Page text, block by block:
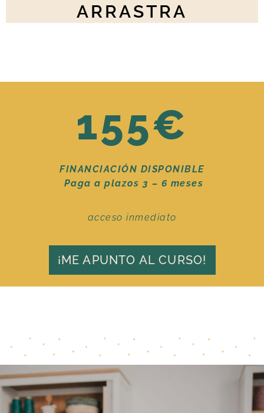
ARRASTRA
155€
FINANCIACIÓN DISPONIBLE
Paga a plazos 3 – 6 meses
acceso inmediato
¡ME APUNTO AL CURSO!